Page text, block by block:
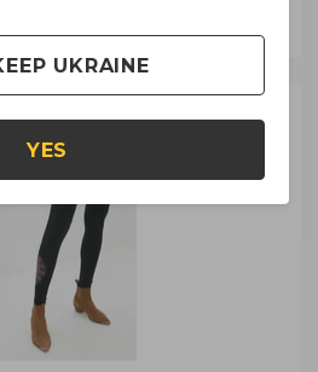
UKRAINE
YES